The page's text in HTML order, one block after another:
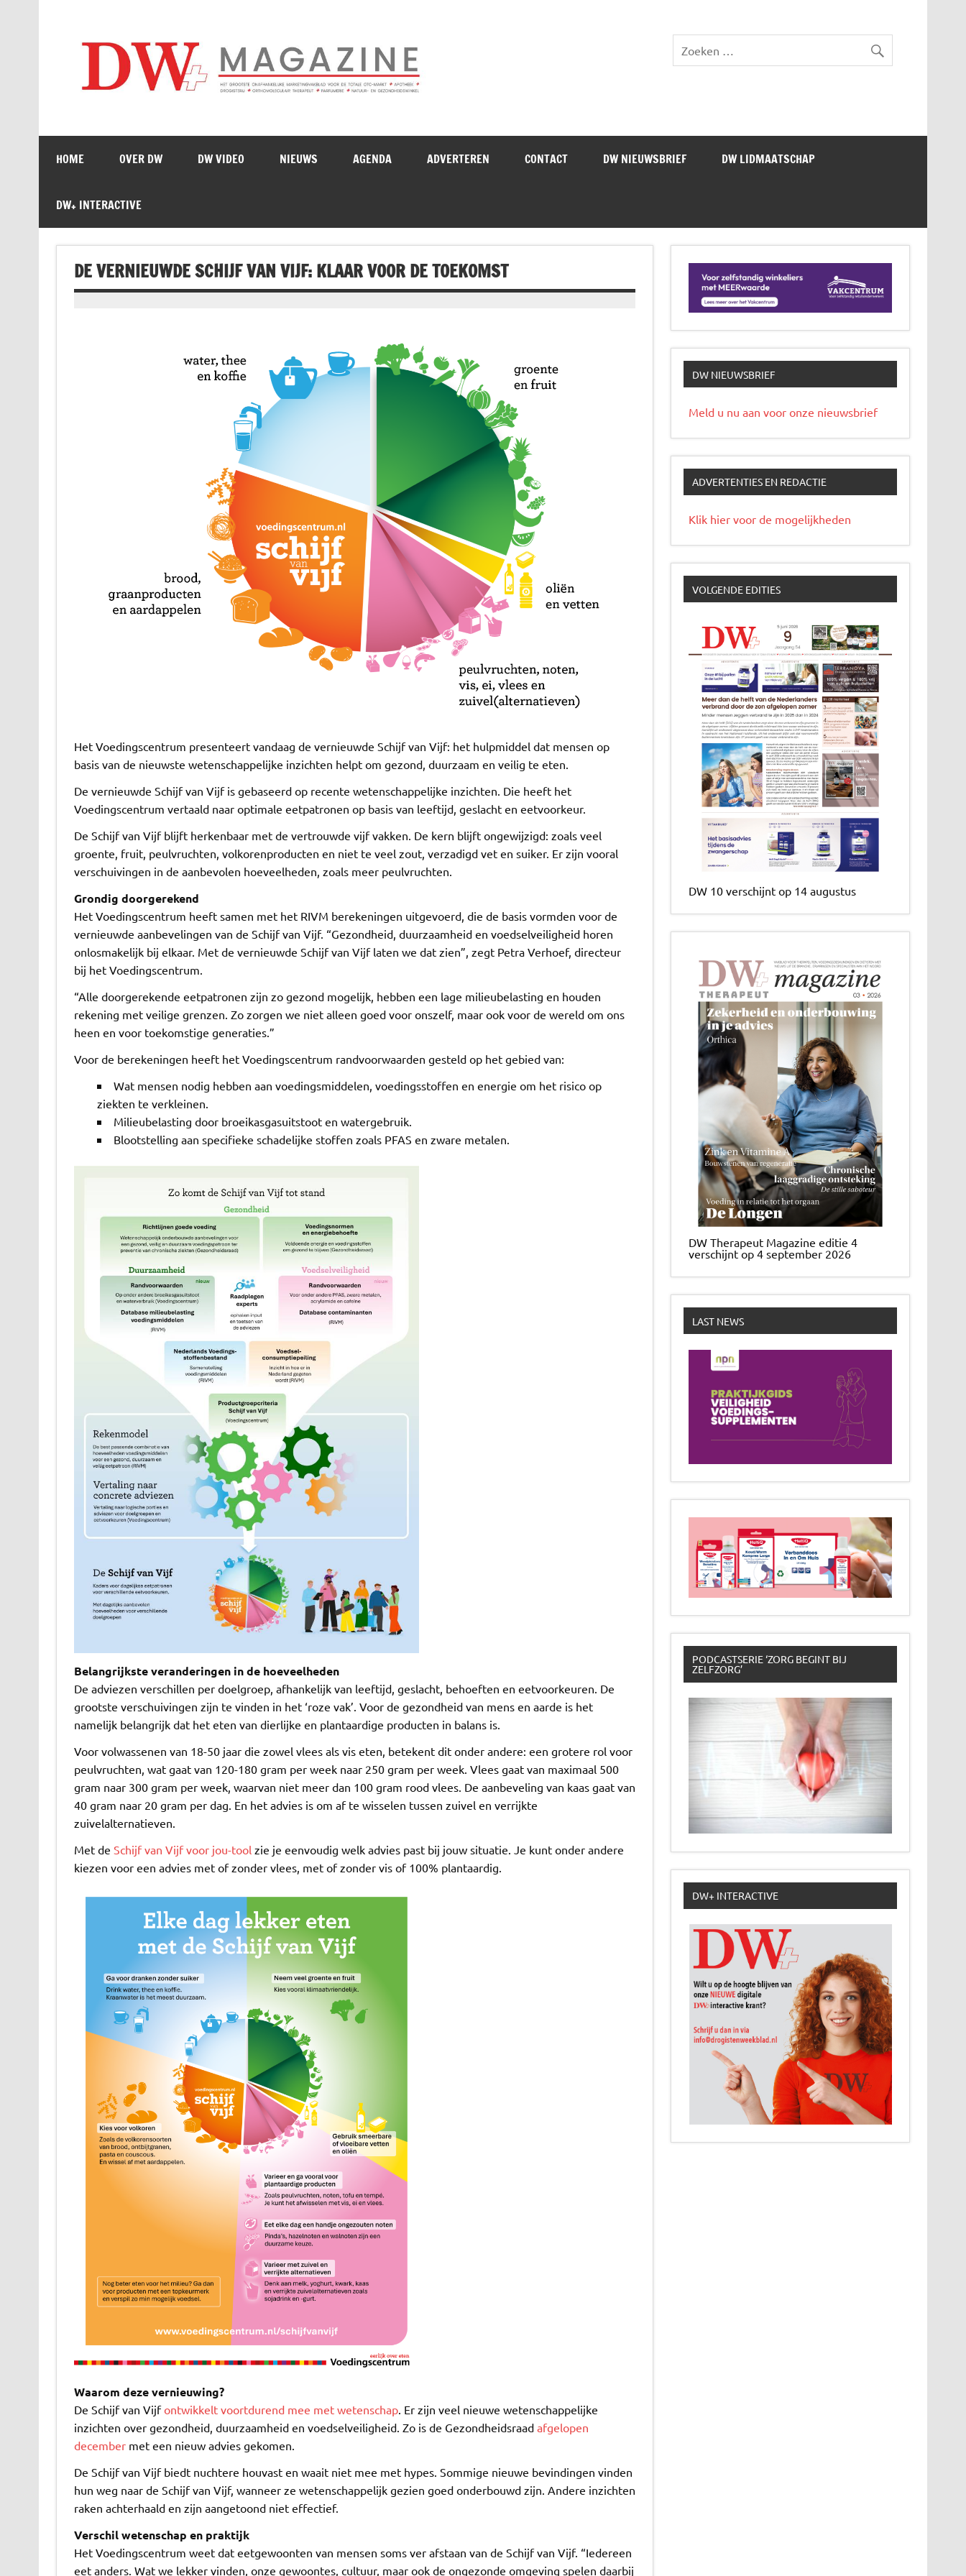
Drogistenweekblad DW Magazine
HOME OVER DW DW VIDEO NIEUWS AGENDA ADVERTEREN CONTACT DW NIEUWSBRIEF DW LIDMAATSCHAP
DW+ INTERACTIVE
DE VERNIEUWDE SCHIJF VAN VIJF: KLAAR VOOR DE TOEKOMST
Het Voedingscentrum presenteert vandaag de vernieuwde Schijf van Vijf: het hulpmiddel dat mensen op
basis van de nieuwste wetenschappelijke inzichten helpt om gezond, duurzaam en veilig te eten.
De vernieuwde Schijf van Vijf is gebaseerd op recente wetenschappelijke inzichten. Die heeft het
Voedingscentrum vertaald naar optimale eetpatronen op basis van leeftijd, geslacht en eetvoorkeur.
De Schijf van Vijf blijft herkenbaar met de vertrouwde vijf vakken. De kern blijft ongewijzigd: zoals veel
groente, fruit, peulvruchten, volkorenproducten en niet te veel zout, verzadigd vet en suiker. Er zijn vooral
verschuivingen in de aanbevolen hoeveelheden, zoals meer peulvruchten.
Grondig doorgerekend
Het Voedingscentrum heeft samen met het RIVM berekeningen uitgevoerd, die de basis vormden voor de
vernieuwde aanbevelingen van de Schijf van Vijf. “Gezondheid, duurzaamheid en voedselveiligheid horen
onlosmakelijk bij elkaar. Met de vernieuwde Schijf van Vijf laten we dat zien”, zegt Petra Verhoef, directeur
bij het Voedingscentrum.
“Alle doorgerekende eetpatronen zijn zo gezond mogelijk, hebben een lage milieubelasting en houden
rekening met veilige grenzen. Zo zorgen we niet alleen goed voor onszelf, maar ook voor de wereld om ons
heen en voor toekomstige generaties.”
Voor de berekeningen heeft het Voedingscentrum randvoorwaarden gesteld op het gebied van:
Wat mensen nodig hebben aan voedingsmiddelen, voedingsstoffen en energie om het risico op
ziekten te verkleinen.
Milieubelasting door broeikasgasuitstoot en watergebruik.
Blootstelling aan specifieke schadelijke stoffen zoals PFAS en zware metalen.
Belangrijkste veranderingen in de hoeveelheden
De adviezen verschillen per doelgroep, afhankelijk van leeftijd, geslacht, behoeften en eetvoorkeuren. De
grootste verschuivingen zijn te vinden in het ‘roze vak’. Voor de gezondheid van mens en aarde is het
namelijk belangrijk dat het eten van dierlijke en plantaardige producten in balans is.
Voor volwassenen van 18-50 jaar die zowel vlees als vis eten, betekent dit onder andere: een grotere rol voor
peulvruchten, wat gaat van 120-180 gram per week naar 250 gram per week. Vlees gaat van maximaal 500
gram naar 300 gram per week, waarvan niet meer dan 100 gram rood vlees. De aanbeveling van kaas gaat van
40 gram naar 20 gram per dag. En het advies is om af te wisselen tussen zuivel en verrijkte
zuivelalternatieven.
Met de Schijf van Vijf voor jou-tool zie je eenvoudig welk advies past bij jouw situatie. Je kunt onder andere
kiezen voor een advies met of zonder vlees, met of zonder vis of 100% plantaardig.
Waarom deze vernieuwing?
De Schijf van Vijfontwikkelt voortdurend mee met wetenschap. Er zijn veel nieuwe wetenschappelijke
inzichten over gezondheid, duurzaamheid en voedselveiligheid. Zo is de Gezondheidsraad afgelopen
decembermet een nieuw advies gekomen.
De Schijf van Vijf biedt nuchtere houvast en waait niet mee met hypes. Sommige nieuwe bevindingen vinden
hun weg naar de Schijf van Vijf, wanneer ze wetenschappelijk gezien goed onderbouwd zijn. Andere inzichten
raken achterhaald en zijn aangetoond niet effectief.
Verschil wetenschap en praktijk
Het Voedingscentrum weet dat eetgewoonten van mensen soms ver afstaan van de Schijf van Vijf. “Iedereen
eet anders. Wat we lekker vinden, onze gewoontes, cultuur, maar ook de ongezonde omgeving spelen daarbij
DW NIEUWSBRIEF
Meld u nu aan voor onze nieuwsbrief
ADVERTENTIES EN REDACTIE
Klik hier voor de mogelijkheden
VOLGENDE EDITIES
DW 10 verschijnt op 14 augustus
DW Therapeut Magazine editie 4
verschijnt op 4 september 2026
LAST NEWS
PODCASTSERIE ‘ZORG BEGINT BIJ
ZELFZORG’
DW+ INTERACTIVE